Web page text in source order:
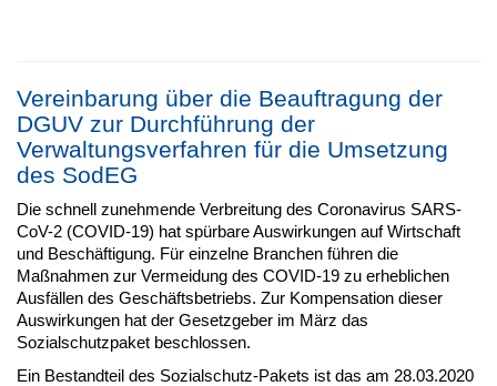
Vereinbarung über die Beauftragung der
DGUV zur Durchführung der
Verwaltungsverfahren für die Umsetzung
des SodEG
Die schnell zunehmende Verbreitung des Coronavirus SARS-
CoV-2 (COVID-19) hat spürbare Auswirkungen auf Wirtschaft
und Beschäftigung. Für einzelne Branchen führen die
Maßnahmen zur Vermeidung des COVID-19 zu erheblichen
Ausfällen des Geschäftsbetriebs. Zur Kompensation dieser
Auswirkungen hat der Gesetzgeber im März das
Sozialschutzpaket beschlossen.
Ein Bestandteil des Sozialschutz-Pakets ist das am 28.03.2020